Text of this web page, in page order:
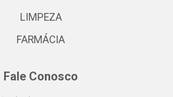
LIMPEZA
FARMÁCIA
Fale Conosco